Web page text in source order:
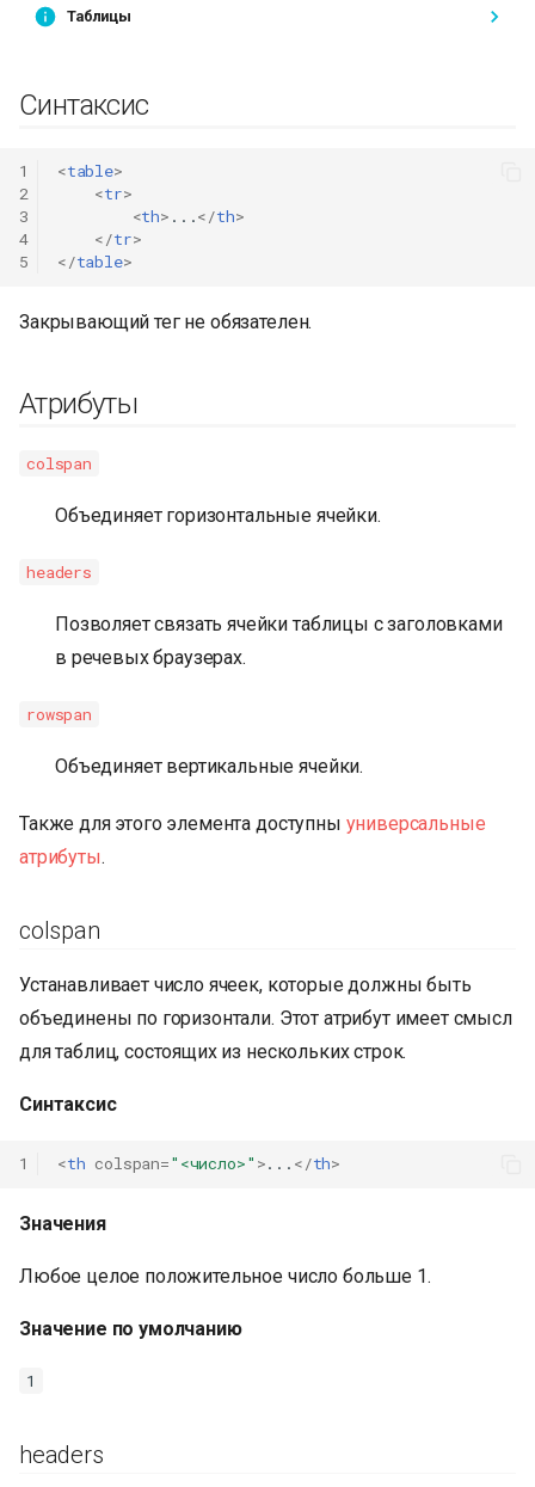
Таблицы
Синтаксис
1
2
3
4
5
<table>
<tr>
<th> ...</th>
</tr>
</table>
Закрывающий тег не обязателен.
Атрибуты
colspan
Объединяет горизонтальные ячейки.
headers
Позволяет связать ячейки таблицы с заголовками
в речевых браузерах.
rowspan
Объединяет вертикальные ячейки.
Также для этого элемента доступны универсальные
атрибуты.
colspan
Устанавливает число ячеек, которые должны быть
объединены по горизонтали. Этот атрибут имеет смысл
для таблиц, состоящих из нескольких строк.
Синтаксис
1 <th colspan="<число>" >... </th>
Значения
Любое целое положительное число больше 1.
Значение по умолчанию
1
headers